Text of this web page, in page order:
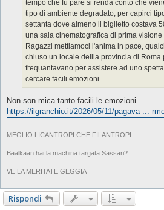
tempo che fù pare si renda conto che
tipo di ambiente degradato, per capirci
settanta dove almeno il biglietto costava
una sala cinematografica di prima
Ragazzi mettiamoci l'anima in pace,
chiuso un locale dellla provincia di Roma
frequantavano per assistere ad uno
cercare facili emozioni.
Non son mica tanto facili le emozioni
https://ilgranchio.it/2026/05/11/pagava ...
MEGLIO LICANTROPI CHE FILANTROPI
Baalkaan hai la machina targata Sassari?
VE LA MERITATE GEGGIA
Rispondi